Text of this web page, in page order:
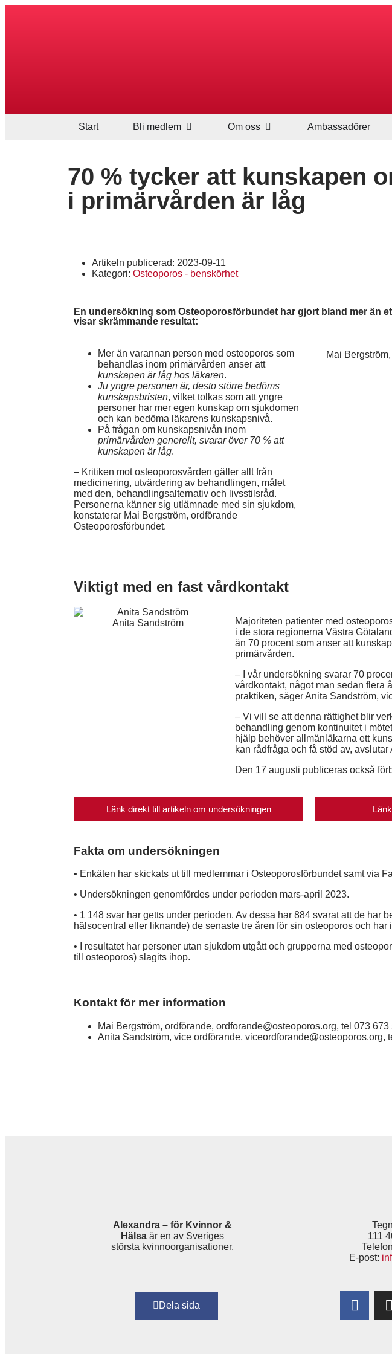
Start Bli medlem Om oss Ambassadörer
70 % tycker att kunskapen
i primärvården är låg
Artikeln publicerad: 2023-09-11
Kategori: Osteoporos - benskörhet
En undersökning som Osteoporosförbundet har gjort bland mer än
visar skrämmande resultat:
Mer än varannan person med osteoporos som
behandlas inom primärvården anser att
kunskapen är låg hos läkaren.
Ju yngre personen är, desto större bedöms
kunskapsbristen, vilket tolkas som att yngre
personer har mer egen kunskap om sjukdomen
och kan bedöma läkarens kunskapsnivå.
På frågan om kunskapsnivån inom
primärvården generellt, svarar över 70 % att
kunskapen är låg.
– Kritiken mot osteoporosvården gäller allt från
medicinering, utvärdering av behandlingen, målet
med den, behandlingsalternativ och livsstilsråd.
Personerna känner sig utlämnade med sin sjukdom,
konstaterar Mai Bergström, ordförande
Osteoporosförbundet.
Mai
Viktigt med en fast vårdkontakt
Anita Sandström
Majoriteten patienter med
i de stora regionerna Västra
än 70 procent som anser att
primärvården.
– I vår undersökning svarar 70
vårdkontakt, något man sedan flera
praktiken, säger Anita Sandström,
– Vi vill se att denna rättighet blir
behandling genom kontinuitet i
hjälp behöver allmänläkarna ett
kan rådfråga och få stöd av, avslutar
Den 17 augusti publiceras också
Länk direkt till artikeln om undersökningen
Fakta om undersökningen
• Enkäten har skickats ut till medlemmar i Osteoporosförbundet samt via
• Undersökningen genomfördes under perioden mars-april 2023.
• 1 148 svar har getts under perioden. Av dessa har 884 svarat att de har
hälsocentral eller liknande) de senaste tre åren för sin osteoporos och har
• I resultatet har personer utan sjukdom utgått och grupperna med
till osteoporos) slagits ihop.
Kontakt för mer information
Mai Bergström, ordförande, ordforande@osteoporos.org, tel 073 673
Anita Sandström, vice ordförande, viceordforande@osteoporos.org,
Alexandra – för Kvinnor &
Hälsaär en av Sveriges
största kvinnoorganisationer.
111
E-post:
Dela sida